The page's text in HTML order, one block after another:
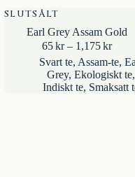
SLUTSÅLT
Earl Grey Assam Gold
65kr – 1,175kr
65kr
till
Svart te, Assam-te,
Grey, Ekologiskt te,
Indiskt te, Smaksatt